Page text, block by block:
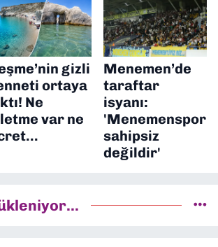
gizli
ortaya
Ne
var ne
Menemen’de
taraftar
isyanı:
'Menemenspor
sahipsiz
değildir'